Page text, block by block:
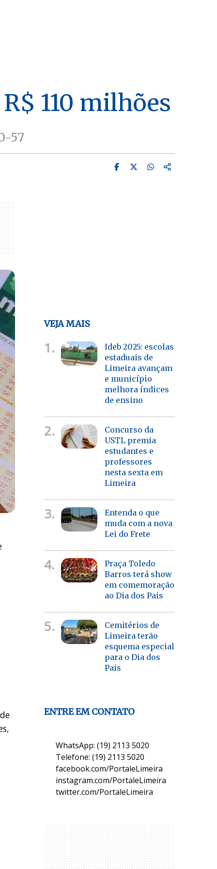
110 milhões
57
VEJA MAIS
1.
Ideb 2025: escolas
estaduais de
Limeira avançam
e município
melhora índices
de ensino
2.
Concurso da
USTL premia
estudantes e
professores
nesta sexta em
Limeira
3.
Entenda o que
muda com a nova
Lei do Frete
4.
Praça Toledo
Barros terá show
em comemoração
ao Dia dos Pais
5.
Cemitérios de
Limeira terão
esquema especial
para o Dia dos
Pais
ENTRE EM CONTATO
WhatsApp: (19) 2113 5020
Telefone: (19) 2113 5020
facebook.com/PortaleLimeira
instagram.com/PortaleLimeira
twitter.com/PortaleLimeira